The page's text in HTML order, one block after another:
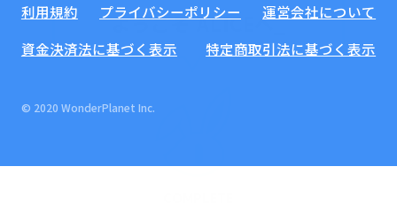
ようこそ ALICEへ_
利用規約 プライバシーポリシー
運営会社について
資金決済法に基づく表示
特定商取引法に基づく表示
© 2020 WonderPlanet Inc.